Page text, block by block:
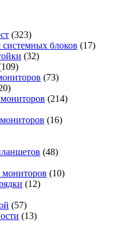
(323)
блоков (17)
(32)
(73)
(214)
(16)
(48)
(10)
(12)
(57)
(13)